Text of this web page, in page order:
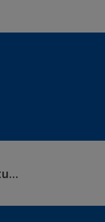
Análise das obrigações socioeconômicas pactuadas em Termo de Acordo - Benefício da Lei Complementar nº 93/2001